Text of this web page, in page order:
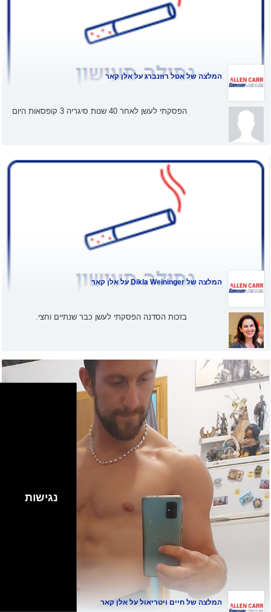
המלצה של אטל רוזנברגעל אלן קאר
הפסקתי לעשן לאחר 40 שנות סיגריה 3 קופסאות היום
המלצה של על אלן קאר
בזכות הסדנה הפסקתי לעשן כבר שנתיים וחצי.
המלצה של חיים ויטריאול על אלן קאר
נגישות